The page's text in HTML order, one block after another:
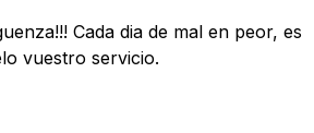
Cada dia de mal en peor, es
vuestro servicio.